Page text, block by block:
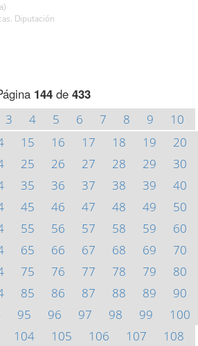
Diputación
144de 433
3 4 5 6 7 8 9
10
15 16 17 18 19
20
25 26 27 28 29
30
35 36 37 38 39
40
45 46 47 48 49
50
55 56 57 58 59
60
65 66 67 68 69
70
75 76 77 78 79
80
85 86 87 88 89
90
95 96 97 98 99
100
104 105 106 107
108